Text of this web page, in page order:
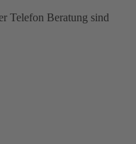
Telefon Beratung sind